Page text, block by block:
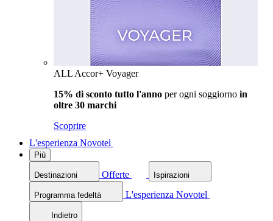
ALL Accor+ Voyager
15% di sconto tutto l'anno per ogni soggiorno in
oltre 30 marchi
Scoprire
L'esperienza Novotel
Più
Destinazioni Offerte Ispirazioni
Programma fedeltà L'esperienza Novotel
Indietro